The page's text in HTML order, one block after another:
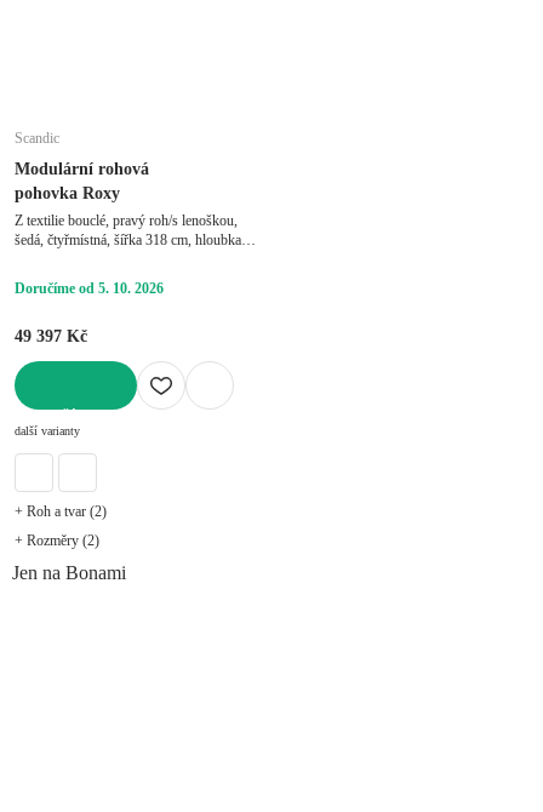
Scandic
Modulární rohová
pohovka Roxy
Z textilie bouclé, pravý roh/s lenoškou,
šedá, čtyřmístná, šířka 318 cm, hloubka
Doručíme od 5. 10. 2026
49 397 Kč
další varianty
+ Roh a tvar (2)
+ Rozměry (2)
Jen na Bonami